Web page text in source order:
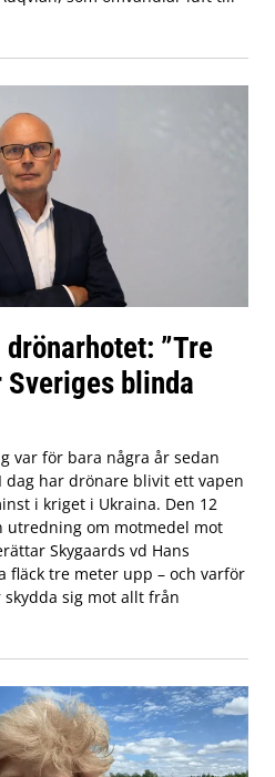
”Tre
blinda
var för bara några år sedan
dag har drönare blivit ett vapen
i kriget i Ukraina. Den 12
om motmedel mot
Skygaards vd Hans
fläck tre meter upp – och varför
sig mot allt från